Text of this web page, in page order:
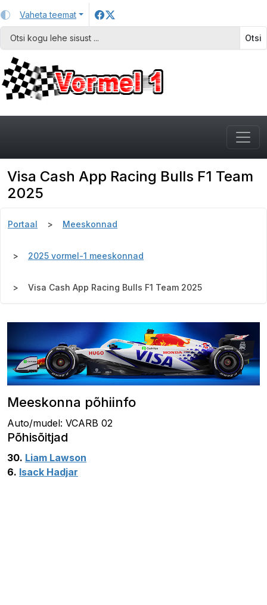
Vaheta teemat
Otsi
Visa Cash App Racing Bulls F1 Team
2025
Portaal Meeskonnad
2025 vormel-1 meeskonnad
Visa Cash App Racing Bulls F1 Team 2025
Meeskonna põhiinfo
Auto/mudel: VCARB 02
Põhisõitjad
30. Liam Lawson
6. Isack Hadjar